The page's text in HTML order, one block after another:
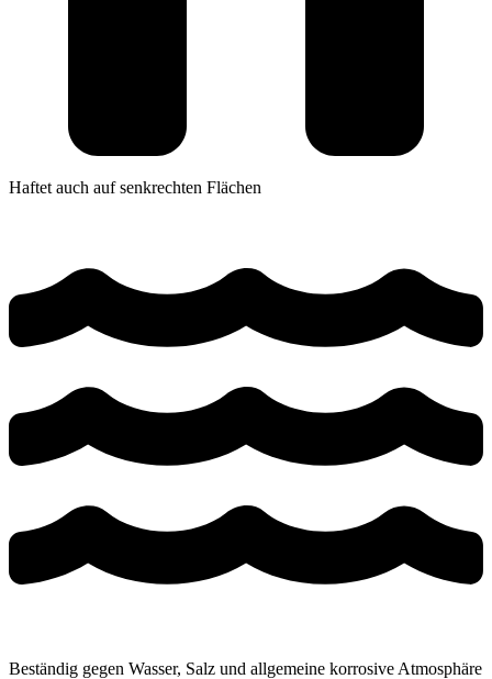
Haftet auch auf senkrechten Flächen
Beständig gegen Wasser, Salz und allgemeine korrosive Atmosphäre